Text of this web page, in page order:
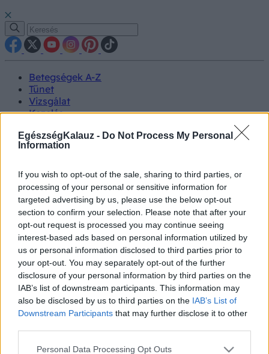
EgészségKalauz - Do Not Process My Personal
Information
If you wish to opt-out of the sale, sharing to third parties, or
processing of your personal or sensitive information for
targeted advertising by us, please use the below opt-out
section to confirm your selection. Please note that after your
opt-out request is processed you may continue seeing
interest-based ads based on personal information utilized by
us or personal information disclosed to third parties prior to
your opt-out. You may separately opt-out of the further
disclosure of your personal information by third parties on the
IAB’s list of downstream participants. This information may
also be disclosed by us to third parties on the IAB’s List of
Downstream Participants that may further disclose it to other
Please note that this website/app uses one or more Google
Personal Data Processing Opt Outs
Betegségek A-Z
Tünet
Vizsgálat
Kezelés
Kutatás
Prevenció
Videók
Kisállatok egészsége
#allergia #influenza#cukorbetegség
#orvosmeteorológia#vérnyomás #stroke#rákbetegség
#pajzsmirigy#reflux#ekcéma#herpesz
Regisztráció
Szürkehályog
Szürkehályog